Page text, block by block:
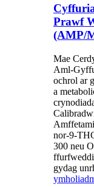
Prawf
(AMP/
Mae
Aml-
ochrol ar
a
nor-9-
300 neu
gydag
ymholiad